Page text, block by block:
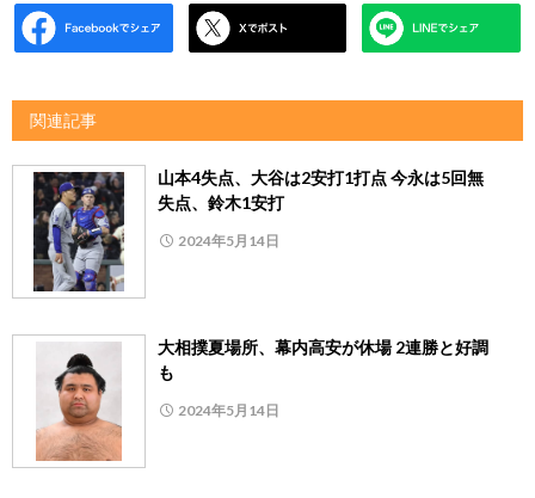
関連記事
山本4失点、大谷は2安打1打点 今永は5回無
失点、鈴木1安打
2024年5月14日
大相撲夏場所、幕内高安が休場 2連勝と好調
も
2024年5月14日